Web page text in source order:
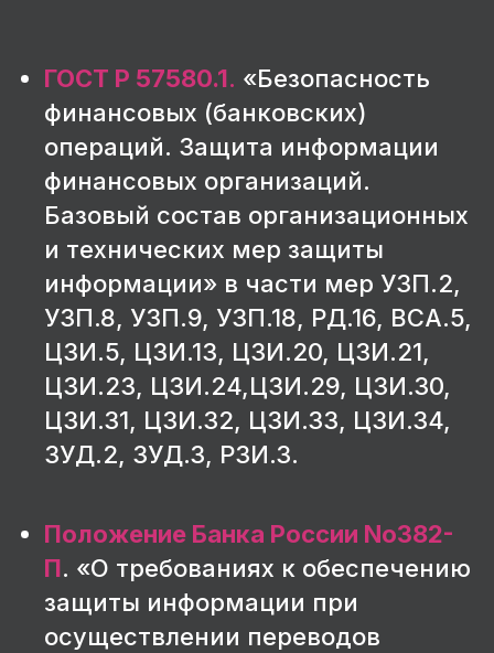
ГОСТ Р 57580.1. «Безопасность
финансовых (банковских)
операций. Защита информации
финансовых организаций.
Базовый состав организационных
и технических мер защиты
информации» в части мер УЗП.2,
УЗП.8, УЗП.9, УЗП.18, РД.16, ВСА.5,
ЦЗИ.5, ЦЗИ.13, ЦЗИ.20, ЦЗИ.21,
ЦЗИ.23, ЦЗИ.24,ЦЗИ.29, ЦЗИ.30,
ЦЗИ.31, ЦЗИ.32, ЦЗИ.33, ЦЗИ.34,
ЗУД.2, ЗУД.3, РЗИ.3.
Положение Банка России No382-
П. «О требованиях к обеспечению
защиты информации при
осуществлении переводов